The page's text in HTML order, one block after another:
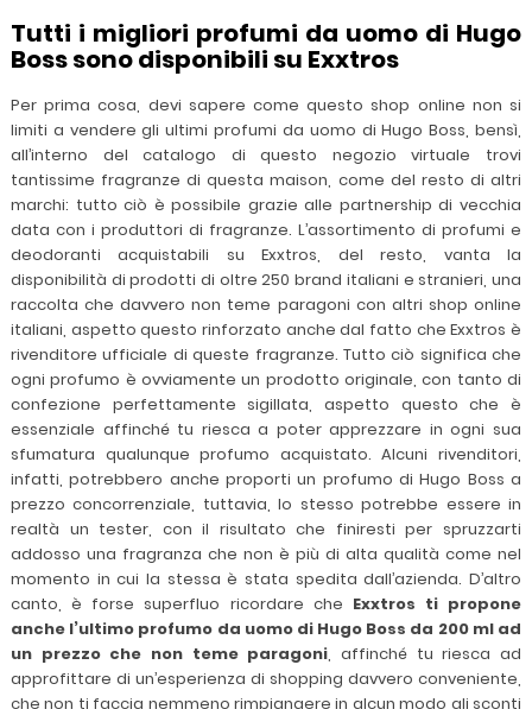
Tutti i migliori profumi da uomo di Hugo
Boss sono disponibili su Exxtros
Per prima cosa, devi sapere come questo shop online non si
limiti a vendere gli ultimi profumi da uomo di Hugo Boss, bensì,
all’interno del catalogo di questo negozio virtuale trovi
tantissime fragranze di questa maison, come del resto di altri
marchi: tutto ciò è possibile grazie alle partnership di vecchia
data con i produttori di fragranze. L’assortimento di profumi e
deodoranti acquistabili su Exxtros, del resto, vanta la
disponibilità di prodotti di oltre 250 brand italiani e stranieri, una
raccolta che davvero non teme paragoni con altri shop online
italiani, aspetto questo rinforzato anche dal fatto che Exxtros è
rivenditore ufficiale di queste fragranze. Tutto ciò significa che
ogni profumo è ovviamente un prodotto originale, con tanto di
confezione perfettamente sigillata, aspetto questo che è
essenziale affinché tu riesca a poter apprezzare in ogni sua
sfumatura qualunque profumo acquistato. Alcuni rivenditori,
infatti, potrebbero anche proporti un profumo di Hugo Boss a
prezzo concorrenziale, tuttavia, lo stesso potrebbe essere in
realtà un tester, con il risultato che finiresti per spruzzarti
addosso una fragranza che non è più di alta qualità come nel
momento in cui la stessa è stata spedita dall’azienda. D’altro
canto, è forse superfluo ricordare che Exxtros ti propone
anche l’ultimo profumo da uomo di Hugo Boss da 200 ml ad
un prezzo che non teme paragoni , affinché tu riesca ad
approfittare di un’esperienza di shopping davvero conveniente,
che non ti faccia nemmeno rimpiangere in alcun modo gli sconti